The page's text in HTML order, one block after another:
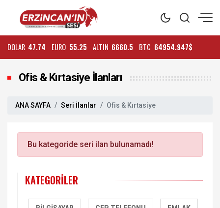
DOLAR 47.74 EURO 55.25 ALTIN 6660.5 BTC 64954.947$
Ofis & Kırtasiye İlanları
ANA SAYFA Seri İlanlar Ofis & Kırtasiye
Bu kategoride seri ilan bulunamadı!
KATEGORILER